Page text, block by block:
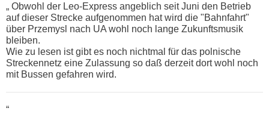
„ Obwohl der Leo-Express angeblich seit Juni den Betrieb
auf dieser Strecke aufgenommen hat wird die "Bahnfahrt"
über Przemysl nach UA wohl noch lange Zukunftsmusik
bleiben.
Wie zu lesen ist gibt es noch nichtmal für das polnische
Streckennetz eine Zulassung so daß derzeit dort wohl noch
mit Bussen gefahren wird.
“